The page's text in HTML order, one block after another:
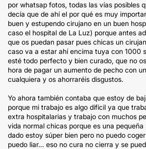
por whatsap fotos, todas las vías posibles
decía que de ahí el por qué es muy
buen y estupendo cirujano en un buen
caso el hospital de La Luz) porque antes
que os puedan pasar pues chicas un
caso va a estar ahí encima tuya con 1000
esté todo perfecto y bien curado, que no
hora de pagar un aumento de pecho con
cualquiera y os ahorraréis disgustos.
Yo ahora también contaba que estoy de
porque mi trabajo es algo difícil ya que
extra hospitalarias y trabajo con muchos
vida normal chicas porque es una pequeña
dado estoy súper bien pero no puedo
puedo liar... eso no cura no cierra y se